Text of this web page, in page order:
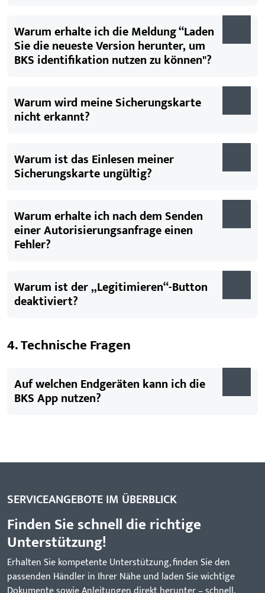
Warum erhalte ich die Meldung “Laden
Sie die neueste Version herunter, um
BKS identifikation nutzen zu können"?
Warum wird meine Sicherungskarte
nicht erkannt?
Warum ist das Einlesen meiner
Sicherungskarte ungültig?
Warum erhalte ich nach dem Senden
einer Autorisierungsanfrage einen
Fehler?
Warum ist der „Legitimieren“-Button
deaktiviert?
4. Technische Fragen
Auf welchen Endgeräten kann ich die
BKS App nutzen?
SERVICEANGEBOTE IM ÜBERBLICK
Finden Sie schnell die richtige
Unterstützung!
Erhalten Sie kompetente Unterstützung, finden Sie den
passenden Händler in Ihrer Nähe und laden Sie wichtige